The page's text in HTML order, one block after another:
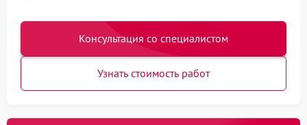
Консультация со специалистом
Узнать стоимость работ